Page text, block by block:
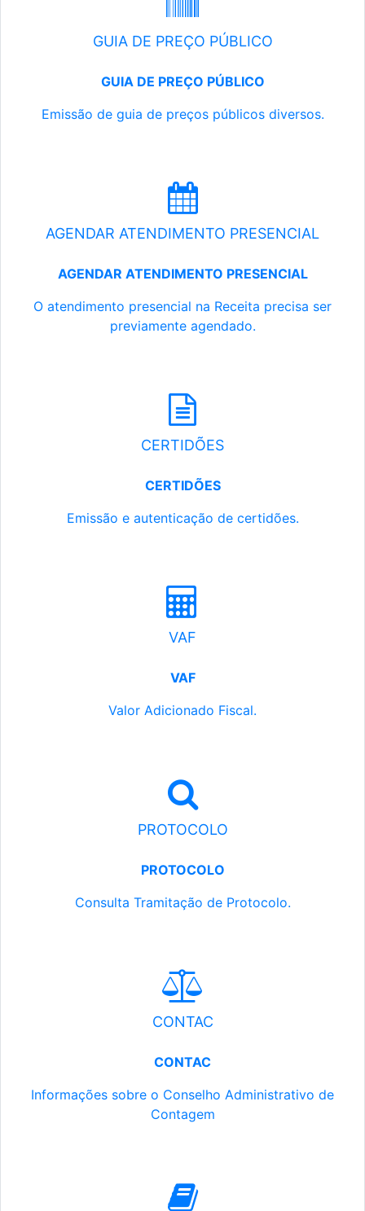
GUIA DE PREÇO PÚBLICO
GUIA DE PREÇO PÚBLICO
Emissão de guia de preços públicos diversos.
AGENDAR ATENDIMENTO PRESENCIAL
AGENDAR ATENDIMENTO PRESENCIAL
O atendimento presencial na Receita precisa ser
previamente agendado.
CERTIDÕES
CERTIDÕES
Emissão e autenticação de certidões.
VAF
VAF
Valor Adicionado Fiscal.
PROTOCOLO
PROTOCOLO
Consulta Tramitação de Protocolo.
CONTAC
CONTAC
Informações sobre o Conselho Administrativo de
Contagem